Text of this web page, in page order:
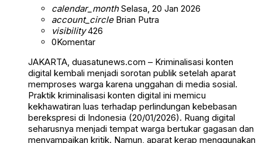
calendar_monthSelasa, 20 Jan 2026
account_circleBrian Putra
visibility426
0Komentar
JAKARTA, duasatunews.com – Kriminalisasi konten
digital kembali menjadi sorotan publik setelah aparat
memproses warga karena unggahan di media sosial.
Praktik kriminalisasi konten digital ini memicu
kekhawatiran luas terhadap perlindungan kebebasan
berekspresi di Indonesia (20/01/2026). Ruang digital
seharusnya menjadi tempat warga bertukar gagasan dan
menyampaikan kritik. Namun, aparat kerap menggunakan